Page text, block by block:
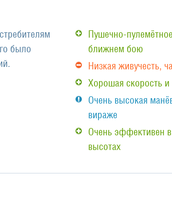
было
Пушечно-
ближнем бою
Низкая живучесть,
Хорошая скорость
Очень высокая
вираже
Очень эффективен
высотах